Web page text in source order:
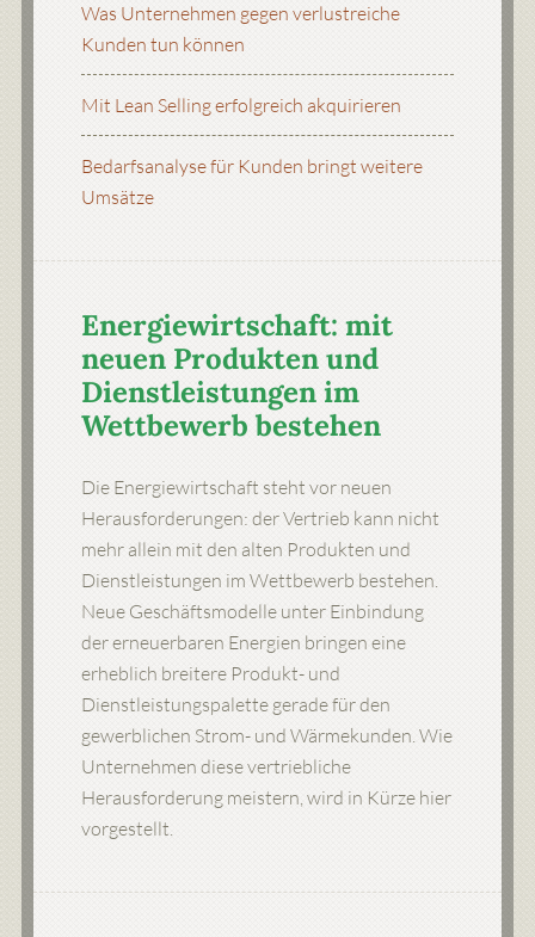
Was Unternehmen gegen verlustreiche
Kunden tun können
Mit Lean Selling erfolgreich akquirieren
Bedarfsanalyse für Kunden bringt weitere
Umsätze
Energiewirtschaft: mit
neuen Produkten und
Dienstleistungen im
Wettbewerb bestehen
Die Energiewirtschaft steht vor neuen
Herausforderungen: der Vertrieb kann nicht
mehr allein mit den alten Produkten und
Dienstleistungen im Wettbewerb bestehen.
Neue Geschäftsmodelle unter Einbindung
der erneuerbaren Energien bringen eine
erheblich breitere Produkt- und
Dienstleistungspalette gerade für den
gewerblichen Strom- und Wärmekunden. Wie
Unternehmen diese vertriebliche
Herausforderung meistern, wird in Kürze hier
vorgestellt.